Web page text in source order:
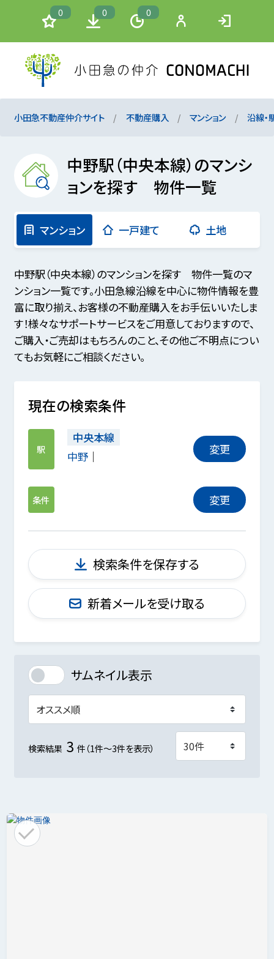
0 0 0
小田急不動産仲介サイト 不動産購入 マンション 沿線・
中野駅（中央本線）のマンシ
ョンを探す 物件一覧
マンション 一戸建て 土地
中野駅（中央本線）のマンションを探す 物件一覧のマ
ンション一覧です。小田急線沿線を中心に物件情報を豊
富に取り揃え、お客様の不動産購入をお手伝いいたしま
す！様々なサポートサービスをご用意しておりますので、
ご購入・ご売却はもちろんのこと、その他ご不明点につい
てもお気軽にご相談ください。
現在の検索条件
駅
中央本線
中野
変更
条件 変更
検索条件を保存する
新着メールを受け取る
サムネイル表示
検索結果 3 件（1件～3件を表示）